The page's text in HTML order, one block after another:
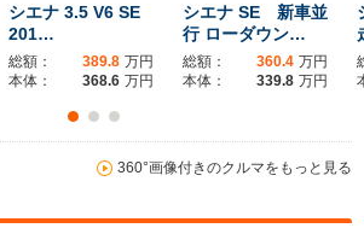
ホイールベース
ホイールベース
-m
ホイ
シエナ 3.5 V6 SE
201…
総額： 389.8 万円
本体：
368.6 万円
シエナ SE 新車並
行 ローダウン…
総額： 360.4 万円
本体：
339.8 万円
360°画像付きのクルマをもっと見る